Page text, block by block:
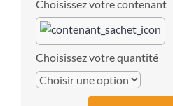
contenant
quantité